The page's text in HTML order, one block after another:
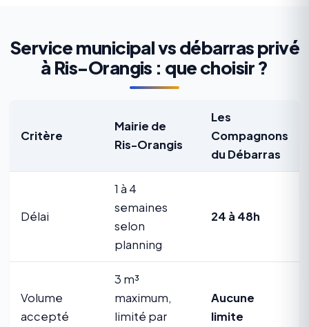
Service municipal vs débarras privé
à Ris-Orangis : que choisir ?
Critère
Mairie de
Ris-Orangis
Les
Compagnons
du Débarras
Délai
1 à 4
semaines
selon
planning
24 à 48h
Volume
accepté
3 m³
maximum,
limité par
Aucune
limite